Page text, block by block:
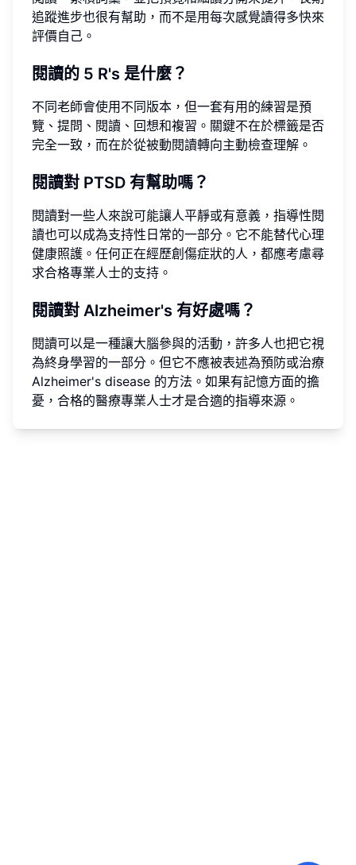
追蹤進步也很有幫助，而不是用每次感覺讀得多快來
評價自己。
閱讀的 5 R's 是什麼？
不同老師會使用不同版本，但一套有用的練習是預
覽、提問、閱讀、回想和複習。關鍵不在於標籤是否
完全一致，而在於從被動閱讀轉向主動檢查理解。
閱讀對 PTSD 有幫助嗎？
閱讀對一些人來說可能讓人平靜或有意義，指導性閱
讀也可以成為支持性日常的一部分。它不能替代心理
健康照護。任何正在經歷創傷症狀的人，都應考慮尋
求合格專業人士的支持。
閱讀對 Alzheimer's 有好處嗎？
閱讀可以是一種讓大腦參與的活動，許多人也把它視
為終身學習的一部分。但它不應被表述為預防或治療
Alzheimer's disease 的方法。如果有記憶方面的擔
憂，合格的醫療專業人士才是合適的指導來源。